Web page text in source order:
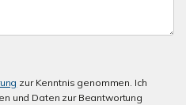
zur Kenntnis genommen. Ich
und Daten zur Beantwortung